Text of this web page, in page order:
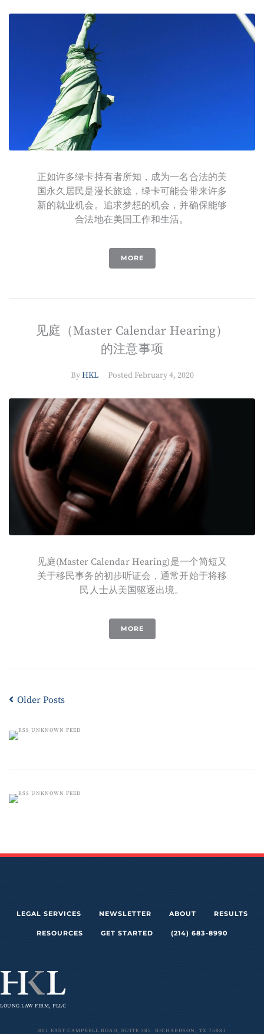
正如许多绿卡持有者所知，成为一名合法的美
国永久居民是漫长旅途，绿卡可能会带来许多
新的就业机会。追求梦想的机会，并确保能够
合法地在美国工作和生活。
MORE
见庭（Master Calendar Hearing）
的注意事项
ByHKL Posted February 4, 2020
见庭(Master Calendar Hearing)是一个简短又
关于移民事务的初步听证会，通常开始于将移
民人士从美国驱逐出境。
MORE
Older Posts
UNKNOWN FEED
UNKNOWN FEED
LOUNG LAW FIRM, PLLC
801 EAST CAMPBELL ROAD, SUITE 385 RICHARDSON, TX 75081
LEGAL SERVICES NEWSLETTER ABOUT RESULTS
RESOURCES GET STARTED (214) 683-8990